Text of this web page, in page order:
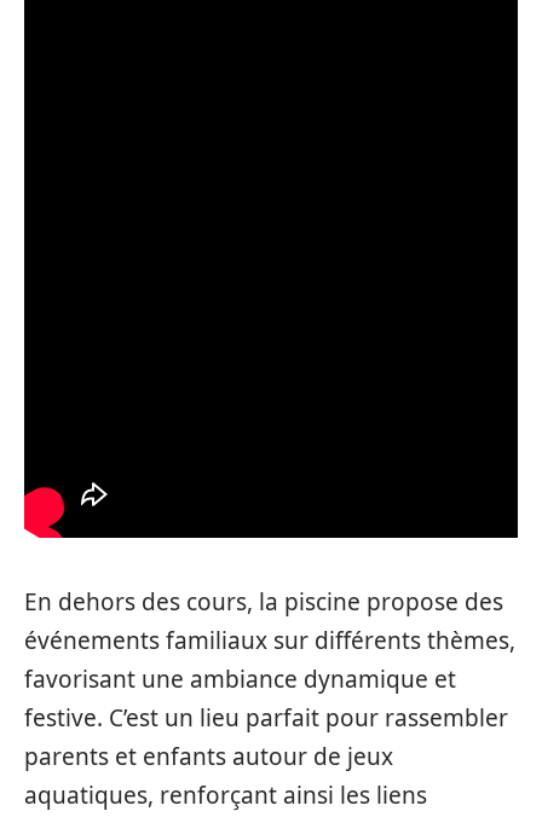
En dehors des cours, la piscine propose des
événements familiaux sur différents thèmes,
favorisant une ambiance dynamique et
festive. C’est un lieu parfait pour rassembler
parents et enfants autour de jeux
aquatiques, renforçant ainsi les liens